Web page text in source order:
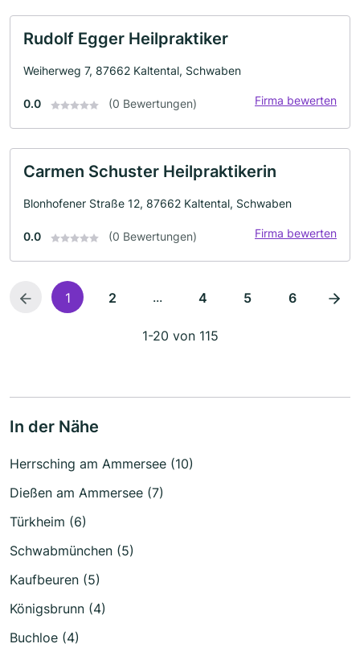
Rudolf Egger Heilpraktiker
Weiherweg 7, 87662 Kaltental, Schwaben
0.0 (0 Bewertungen) Firma bewerten
Carmen Schuster Heilpraktikerin
Blonhofener Straße 12, 87662 Kaltental, Schwaben
0.0 (0 Bewertungen) Firma bewerten
1 2 ... 4 5 6
1-20 von 115
In der Nähe
Herrsching am Ammersee (10)
Dießen am Ammersee (7)
Türkheim (6)
Schwabmünchen (5)
Kaufbeuren (5)
Königsbrunn (4)
Buchloe (4)